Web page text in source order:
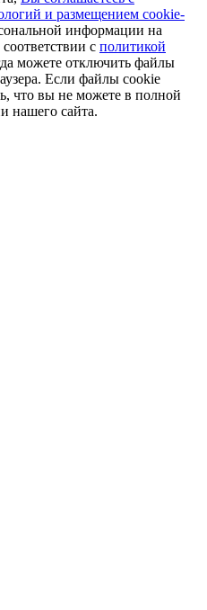
и размещением cookie-
информации на
с политикой
можете отключить файлы
Если файлы cookie
что вы не можете в полной
нашего сайта.